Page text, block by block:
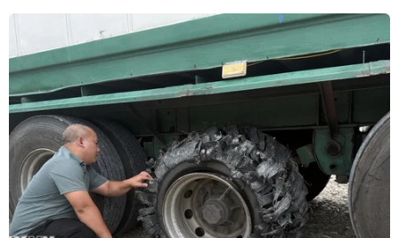
“Nhà mặt phố” giữa những vấn đề về an ninh, môi trường đã
không còn là nơi an cư lý tưởng. (Ảnh minh họa)
Với quan niệm “an cư lạc nghiệp,” người Hà Nội
luôn luôn đánh giá thứ tài sản lớn nhất và quan
trọng bậc nhất là “căn nhà” nơi họ sinh sống;